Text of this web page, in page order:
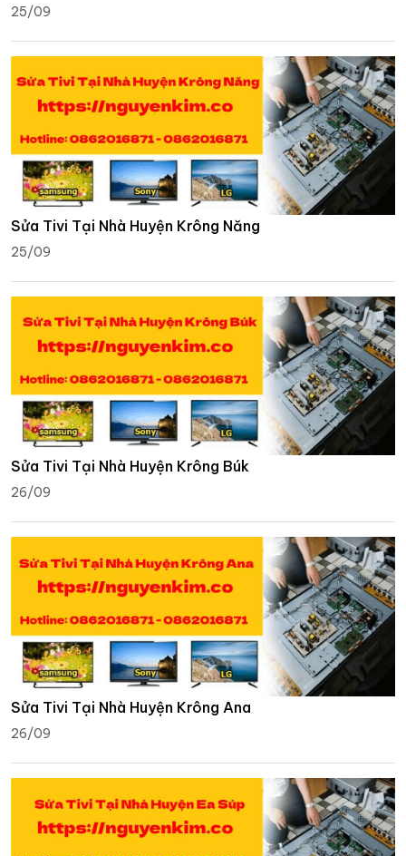
25/09
Sửa Tivi Tại Nhà Huyện Krông Năng
25/09
Sửa Tivi Tại Nhà Huyện Krông Búk
26/09
Sửa Tivi Tại Nhà Huyện Krông Ana
26/09